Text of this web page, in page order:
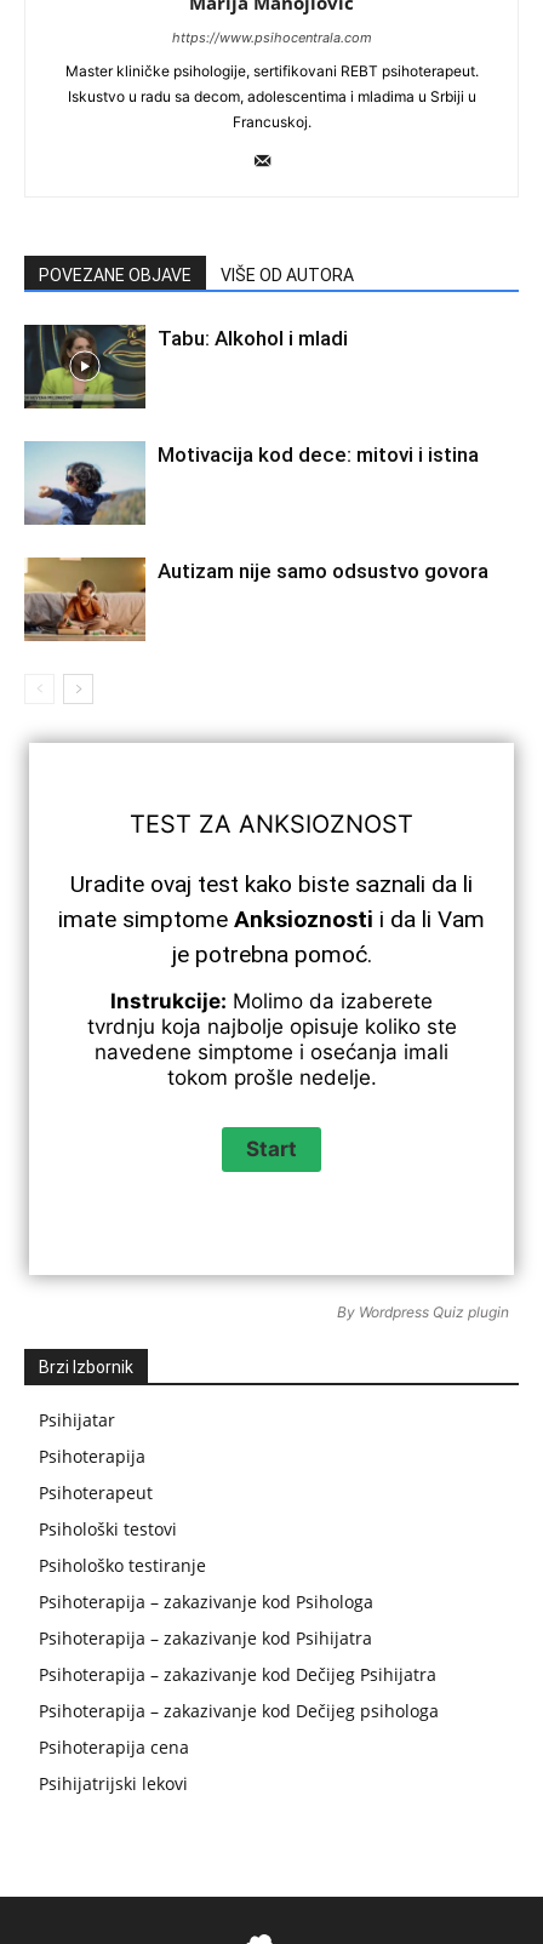
https://www.psihocentrala.com
Master kliničke psihologije, sertifikovani REBT psihoterapeut.
Iskustvo u radu sa decom, adolescentima i mladima u Srbiji u
Francuskoj.
POVEZANE OBJAVE VIŠE OD AUTORA
Tabu: Alkohol i mladi
Motivacija kod dece: mitovi i istina
Autizam nije samo odsustvo govora
TEST ZA ANKSIOZNOST
Uradite ovaj test kako biste saznali da li
imate simptome Anksioznosti i da li Vam
je potrebna pomoć.
Instrukcije: Molimo da izaberete
tvrdnju koja najbolje opisuje koliko ste
navedene simptome i osećanja imali
tokom prošle nedelje.
By Wordpress Quiz plugin
Brzi Izbornik
Psihijatar
Psihoterapija
Psihoterapeut
Psihološki testovi
Psihološko testiranje
Psihoterapija – zakazivanje kod Psihologa
Psihoterapija – zakazivanje kod Psihijatra
Psihoterapija – zakazivanje kod Dečijeg Psihijatra
Psihoterapija – zakazivanje kod Dečijeg psihologa
Psihoterapija cena
Psihijatrijski lekovi